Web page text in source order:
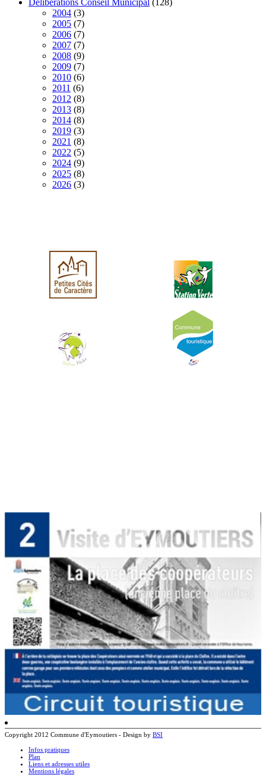
Délibérations Conseil Municipal (128)
2004 (3)
2005 (7)
2006 (7)
2007 (7)
2008 (9)
2009 (7)
2010 (6)
2011 (6)
2012 (8)
2013 (8)
2014 (8)
2019 (3)
2021 (8)
2022 (5)
2024 (9)
2025 (8)
2026 (3)
Copyright 2012 Commune d'Eymoutiers - Design by BSI
Infos pratiques
Plan
Liens et adresses utiles
Mentions légales